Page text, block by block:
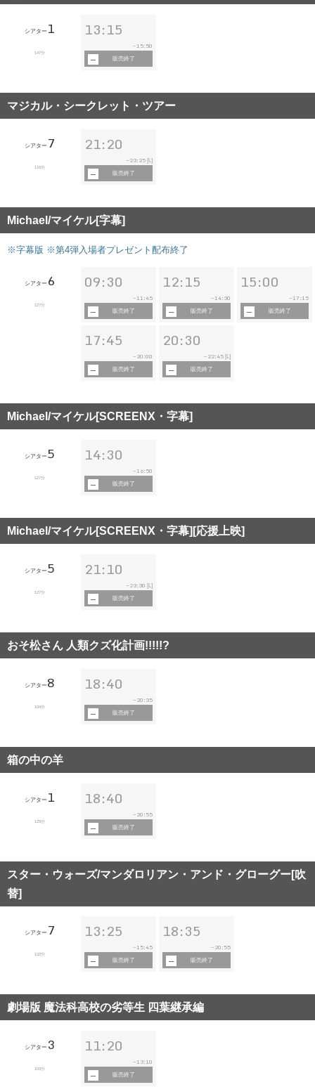
シアター 1
147分
13:15
~15:50
販売終了
マジカル・シークレット・ツアー
シアター 7
116分
21:20
~ 23:25 [L]
販売終了
Michael/マイケル[字幕]
※字幕版 ※第4弾入場者プレゼント配布終了
シアター 6
127分
09:30
~11:45
販売終了
12:15
~14:30
販売終了
15:00
~17:15
販売終了
17:45
~ 20:00
販売終了
20:30
~ 22:45 [L]
販売終了
Michael/マイケル[SCREENX・字幕]
シアター5
127分
14:30
~16:50
販売終了
Michael/マイケル[SCREENX・字幕][応援上映]
シアター5
127分
21:10
~ 23:30 [L]
販売終了
おそ松さん 人類クズ化計画!!!!!?
シアター8
104分
18:40
~ 20:35
販売終了
箱の中の羊
シアター 1
125分
18:40
~ 20:55
販売終了
スター・ウォーズ/マンダロリアン・アンド・グローグー[吹
替]
シアター 7
132分
13:25
~15:45
販売終了
18:35
~ 20:55
販売終了
劇場版 魔法科高校の劣等生 四葉継承編
シアター 3
103分
11:20
~13:10
販売終了